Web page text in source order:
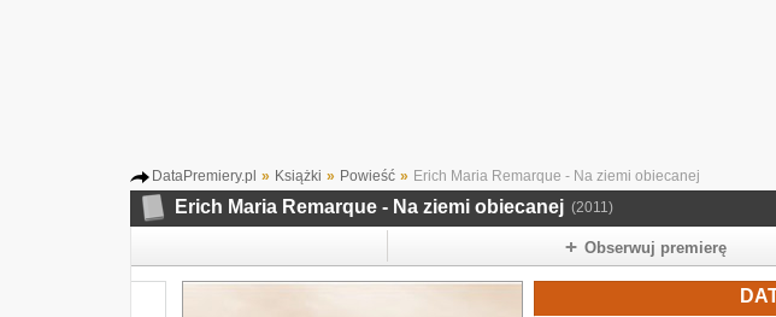
DataPremiery.pl » Książki » Powieść » Erich Maria Remarque - Na ziemi obiecanej
Erich Maria Remarque - Na ziemi obiecanej (2011)
Obserwuj premierę